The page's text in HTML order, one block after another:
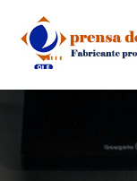
content